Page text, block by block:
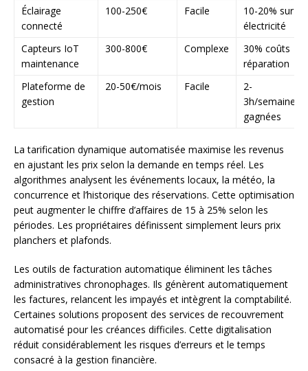
Éclairage
connecté
100-250€ Facile
10-20% sur
électricité
Capteurs IoT
maintenance
300-800€ Complexe
30% coûts
réparation
Plateforme de
gestion
20-50€/mois Facile
2-
3h/semaine
gagnées
La tarification dynamique automatisée maximise les revenus
en ajustant les prix selon la demande en temps réel. Les
algorithmes analysent les événements locaux, la météo, la
concurrence et l’historique des réservations. Cette optimisation
peut augmenter le chiffre d’affaires de 15 à 25% selon les
périodes. Les propriétaires définissent simplement leurs prix
planchers et plafonds.
Les outils de facturation automatique éliminent les tâches
administratives chronophages. Ils génèrent automatiquement
les factures, relancent les impayés et intègrent la comptabilité.
Certaines solutions proposent des services de recouvrement
automatisé pour les créances difficiles. Cette digitalisation
réduit considérablement les risques d’erreurs et le temps
consacré à la gestion financière.